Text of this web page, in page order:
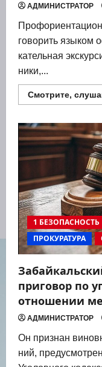
АДМИНИСТРАТОР
гово­рить язы­ком
ка­тель­ная
ни­ки,...
Смотрите,
1 БЕЗОПАСНОСТЬ
ПРОКУРАТУРА
приговор по
отношении
АДМИНИСТРАТОР
Он при­знан
ний,